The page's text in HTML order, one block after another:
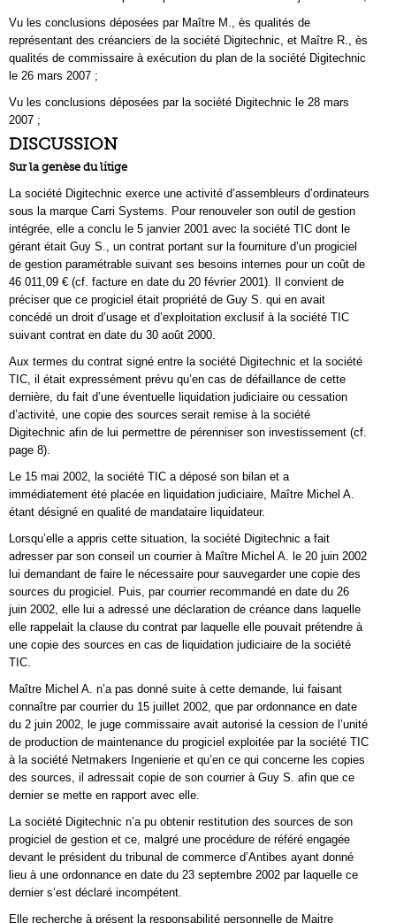
Vu les conclusions déposées par Maître M., ès qualités de
représentant des créanciers de la société Digitechnic, et Maître R., ès
qualités de commissaire à exécution du plan de la société Digitechnic
le 26 mars 2007 ;
Vu les conclusions déposées par la société Digitechnic le 28 mars
2007 ;
DISCUSSION
Sur la genèse du litige
La société Digitechnic exerce une activité d’assembleurs d’ordinateurs
sous la marque Carri Systems. Pour renouveler son outil de gestion
intégrée, elle a conclu le 5 janvier 2001 avec la société TIC dont le
gérant était Guy S., un contrat portant sur la fourniture d’un progiciel
de gestion paramétrable suivant ses besoins internes pour un coût de
46 011,09 € (cf. facture en date du 20 février 2001). Il convient de
préciser que ce progiciel était propriété de Guy S. qui en avait
concédé un droit d’usage et d’exploitation exclusif à la société TIC
suivant contrat en date du 30 août 2000.
Aux termes du contrat signé entre la société Digitechnic et la société
TIC, il était expressément prévu qu’en cas de défaillance de cette
dernière, du fait d’une éventuelle liquidation judiciaire ou cessation
d’activité, une copie des sources serait remise à la société
Digitechnic afin de lui permettre de pérenniser son investissement (cf.
page 8).
Le 15 mai 2002, la société TIC a déposé son bilan et a
immédiatement été placée en liquidation judiciaire, Maître Michel A.
étant désigné en qualité de mandataire liquidateur.
Lorsqu’elle a appris cette situation, la société Digitechnic a fait
adresser par son conseil un courrier à Maître Michel A. le 20 juin 2002
lui demandant de faire le nécessaire pour sauvegarder une copie des
sources du progiciel. Puis, par courrier recommandé en date du 26
juin 2002, elle lui a adressé une déclaration de créance dans laquelle
elle rappelait la clause du contrat par laquelle elle pouvait prétendre à
une copie des sources en cas de liquidation judiciaire de la société
TIC.
Maître Michel A. n’a pas donné suite à cette demande, lui faisant
connaître par courrier du 15 juillet 2002, que par ordonnance en date
du 2 juin 2002, le juge commissaire avait autorisé la cession de l’unité
de production de maintenance du progiciel exploitée par la société TIC
à la société Netmakers Ingenierie et qu’en ce qui concerne les copies
des sources, il adressait copie de son courrier à Guy S. afin que ce
dernier se mette en rapport avec elle.
La société Digitechnic n’a pu obtenir restitution des sources de son
progiciel de gestion et ce, malgré une procédure de référé engagée
devant le président du tribunal de commerce d’Antibes ayant donné
lieu à une ordonnance en date du 23 septembre 2002 par laquelle ce
dernier s’est déclaré incompétent.
Elle recherche à présent la responsabilité personnelle de Maitre